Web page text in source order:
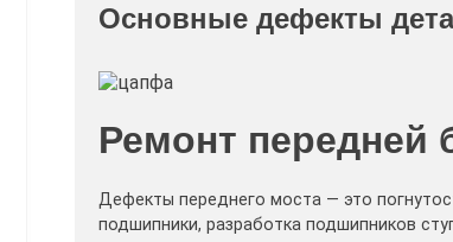
Основные дефекты
Ремонт передней
Дефекты переднего моста — это
подшипники, разработка подшипников